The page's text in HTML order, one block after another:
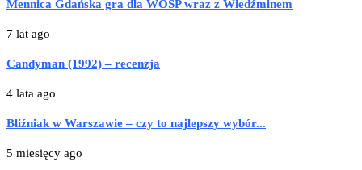
Mennica Gdańska gra dla WOŚP wraz z Wiedźminem
7 lat ago
Candyman (1992) – recenzja
4 lata ago
Bliźniak w Warszawie – czy to najlepszy wybór...
5 miesięcy ago